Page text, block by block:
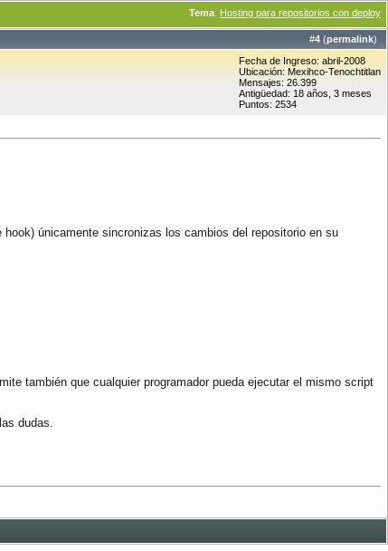
Tema: Hosting para repositorios con deploy
#4 (permalink)
Fecha de Ingreso: abril-2008
Ubicación: Mexihco-Tenochtitlan
Mensajes: 26.399
Antigüedad: 18 años, 3 meses
Puntos: 2534
únicamente sincronizas los cambios del repositorio en su
también que cualquier programador pueda ejecutar el mismo script
dudas.